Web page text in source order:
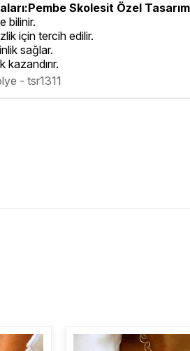
Pembe Skolesit Özel Tasarım
bilinir.
için tercih edilir.
sağlar.
kazandırır.